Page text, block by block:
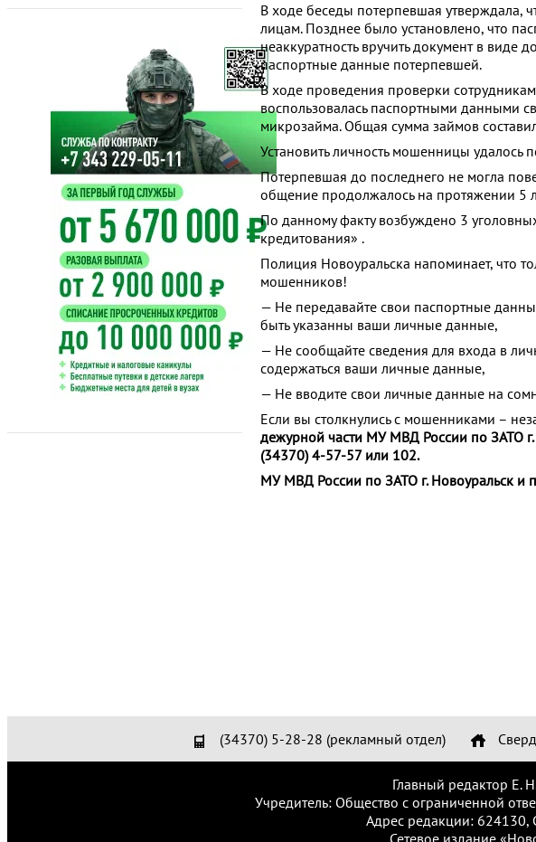
В ходе беседы потерпевшая утверждала,
лицам. Позднее было установлено, что
неаккуратность вручить документ в виде
паспортные данные потерпевшей.
В ходе проведения проверки
воспользовалась паспортными данными
микрозайма. Общая сумма займов
Установить личность мошенницы
Потерпевшая до последнего не могла
общение продолжалось на протяжении 5
По данному факту возбуждено 3
кредитования» .
Полиция Новоуральска напоминает, что
мошенников!
— Не передавайте свои паспортные
быть указанны ваши личные данные,
— Не сообщайте сведения для входа в
содержаться ваши личные данные,
— Не вводите свои личные данные на
Если вы столкнулись с мошенниками –
дежурной части МУ МВД России по ЗАТО г.
(34370) 4-57-57 или 102.
МУ МВД России по ЗАТО г. Новоуральск и
(34370) 5-28-28 (рекламный отдел)
Главный редактор Е.
Учредитель: Общество с ограниченной
Адрес редакции: 624130,